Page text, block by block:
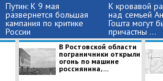
Путин: К 9 мая
развернется большая
кампания по критике
России
К кровавой
над семьей
Гошта могут
причастны ...
В Ростовской области
пограничники открыли
огонь по машине
россиянина, ...